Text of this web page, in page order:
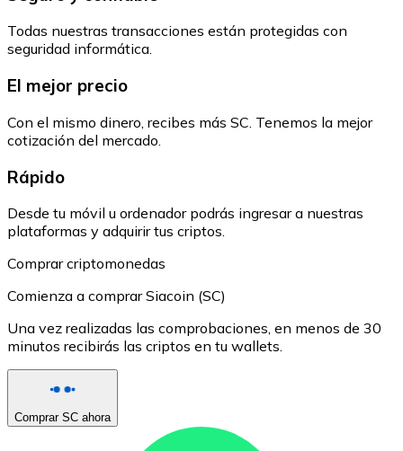
Todas nuestras transacciones están protegidas con
seguridad informática.
El mejor precio
Con el mismo dinero, recibes más SC. Tenemos la mejor
cotización del mercado.
Rápido
Desde tu móvil u ordenador podrás ingresar a nuestras
plataformas y adquirir tus criptos.
Comprar criptomonedas
Comienza a comprar Siacoin (SC)
Una vez realizadas las comprobaciones, en menos de 30
minutos recibirás las criptos en tu wallets.
Comprar SC ahora